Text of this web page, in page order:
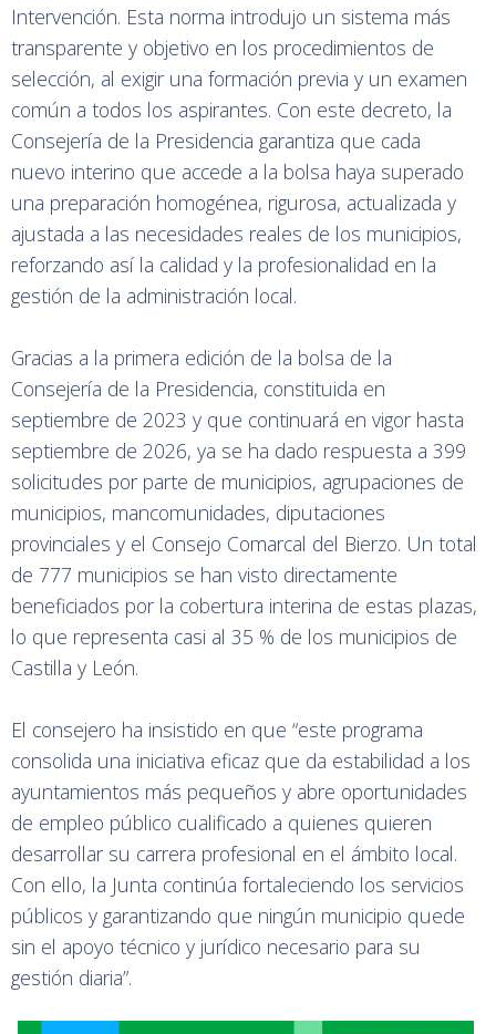
Intervención. Esta norma introdujo un sistema más
transparente y objetivo en los procedimientos de
selección, al exigir una formación previa y un examen
común a todos los aspirantes. Con este decreto, la
Consejería de la Presidencia garantiza que cada
nuevo interino que accede a la bolsa haya superado
una preparación homogénea, rigurosa, actualizada y
ajustada a las necesidades reales de los municipios,
reforzando así la calidad y la profesionalidad en la
gestión de la administración local.
Gracias a la primera edición de la bolsa de la
Consejería de la Presidencia, constituida en
septiembre de 2023 y que continuará en vigor hasta
septiembre de 2026, ya se ha dado respuesta a 399
solicitudes por parte de municipios, agrupaciones de
municipios, mancomunidades, diputaciones
provinciales y el Consejo Comarcal del Bierzo. Un total
de 777 municipios se han visto directamente
beneficiados por la cobertura interina de estas plazas,
lo que representa casi al 35 % de los municipios de
Castilla y León.
El consejero ha insistido en que “este programa
consolida una iniciativa eficaz que da estabilidad a los
ayuntamientos más pequeños y abre oportunidades
de empleo público cualificado a quienes quieren
desarrollar su carrera profesional en el ámbito local.
Con ello, la Junta continúa fortaleciendo los servicios
públicos y garantizando que ningún municipio quede
sin el apoyo técnico y jurídico necesario para su
gestión diaria”.